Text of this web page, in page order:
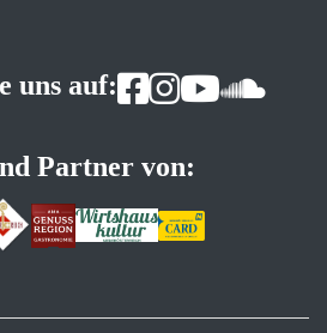
uns auf:
Partner von: